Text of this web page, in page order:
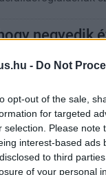
- Do Not
opt-out of the sale,
for targeted
selection. Please
interest-based ads
to third
of your personal
negyedik
a Warner végül
of Us sorozat
játékról